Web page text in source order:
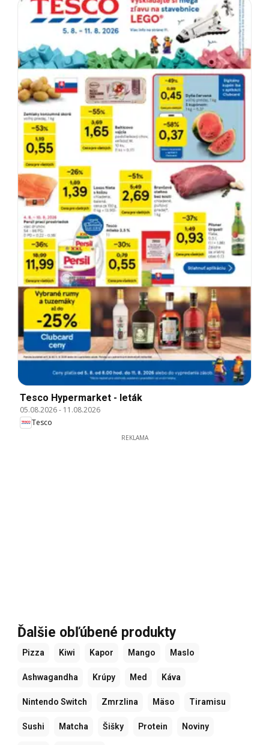
Tesco Hypermarket - leták
05.08.2026- 11.08.2026
Tesco
REKLAMA
Ďalšie obľúbené produkty
Pizza Kiwi Kapor Mango Maslo
Ashwagandha Krúpy Med Káva
Nintendo Switch Zmrzlina Mäso Tiramisu
Sushi Matcha Šišky Protein Noviny